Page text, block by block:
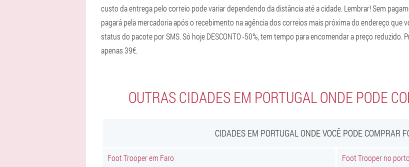
custo da entrega pelo correio pode variar dependendo da distância até a cidade. Lembrar! Sem
pagará pela mercadoria após o recebimento na agência dos correios mais próxima do endereço que
status do pacote por SMS. Só hoje DESCONTO -50%, tem tempo para encomendar a preço
apenas 39€.
OUTRAS CIDADES EM PORTUGAL ONDE PODE
CIDADES EM PORTUGAL ONDE VOCÊ PODE COMPRAR
Foot Trooper em Faro
Foot Trooper no porto